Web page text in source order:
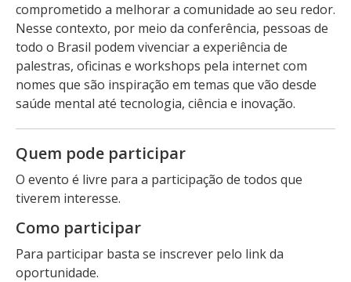
comprometido a melhorar a comunidade ao seu redor.
Nesse contexto, por meio da conferência, pessoas de
todo o Brasil podem vivenciar a experiência de
palestras, oficinas e workshops pela internet com
nomes que são inspiração em temas que vão desde
saúde mental até tecnologia, ciência e inovação.
Quem pode participar
O evento é livre para a participação de todos que
tiverem interesse.
Como participar
Para participar basta se inscrever pelo link da
oportunidade.